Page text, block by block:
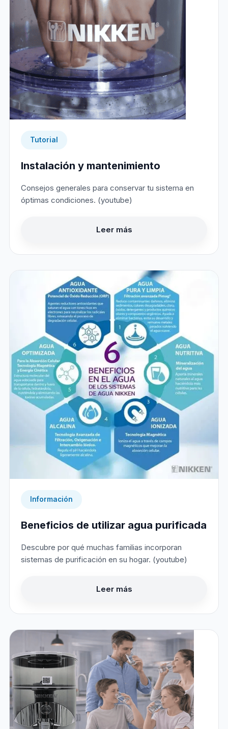
Tutorial
Instalación y mantenimiento
Consejos generales para conservar tu sistema en
óptimas condiciones. (youtube)
Leer más
Información
Beneficios de utilizar agua purificada
Descubre por qué muchas familias incorporan
sistemas de purificación en su hogar. (youtube)
Leer más